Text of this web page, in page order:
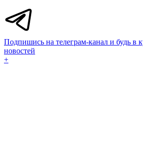
Подпишись на телеграм-канал и будь в
новостей
+